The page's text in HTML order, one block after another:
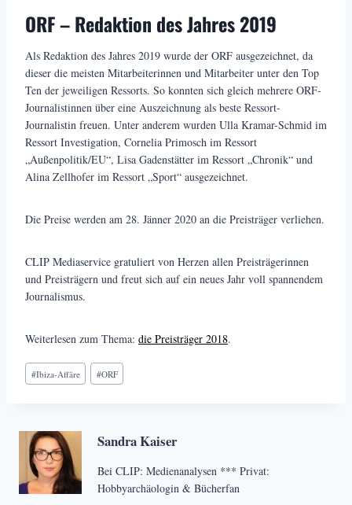
ORF – Redaktion des Jahres 2019
Als Redaktion des Jahres 2019 wurde der ORF ausgezeichnet, da
dieser die meisten Mitarbeiterinnen und Mitarbeiter unter den Top
Ten der jeweiligen Ressorts. So konnten sich gleich mehrere ORF-
Journalistinnen über eine Auszeichnung als beste Ressort-
Journalistin freuen. Unter anderem wurden Ulla Kramar-Schmid im
Ressort Investigation, Cornelia Primosch im Ressort
„Außenpolitik/EU“, Lisa Gadenstätter im Ressort „Chronik“ und
Alina Zellhofer im Ressort „Sport“ ausgezeichnet.
Die Preise werden am 28. Jänner 2020 an die Preisträger verliehen.
CLIP Mediaservice gratuliert von Herzen allen Preisträgerinnen
und Preisträgern und freut sich auf ein neues Jahr voll spannendem
Journalismus.
Weiterlesen zum Thema: die Preisträger 2018.
Schlagworte:
#Ibiza-Affäre #ORF
Sandra Kaiser
Bei CLIP: Medienanalysen *** Privat:
Hobbyarchäologin & Bücherfan